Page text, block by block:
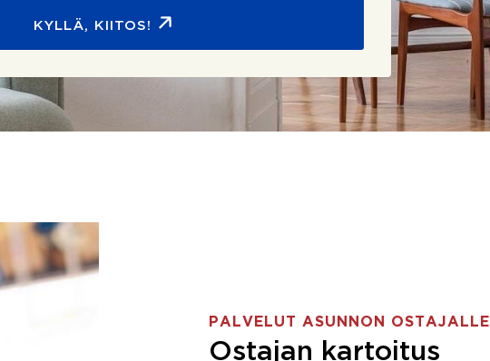
KYLLÄ, KIITOS!
PALVELUT ASUNNON OSTAJALLE
Ostajan kartoitus